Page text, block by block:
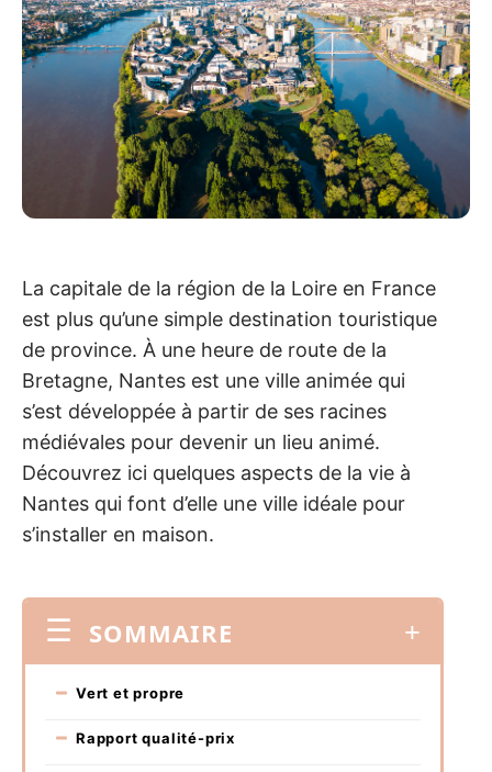
La capitale de la région de la Loire en France
est plus qu’une simple destination touristique
de province. À une heure de route de la
Bretagne, Nantes est une ville animée qui
s’est développée à partir de ses racines
médiévales pour devenir un lieu animé.
Découvrez ici quelques aspects de la vie à
Nantes qui font d’elle une ville idéale pour
s’installer en maison.
SOMMAIRE
Vert et propre
Rapport qualité-prix